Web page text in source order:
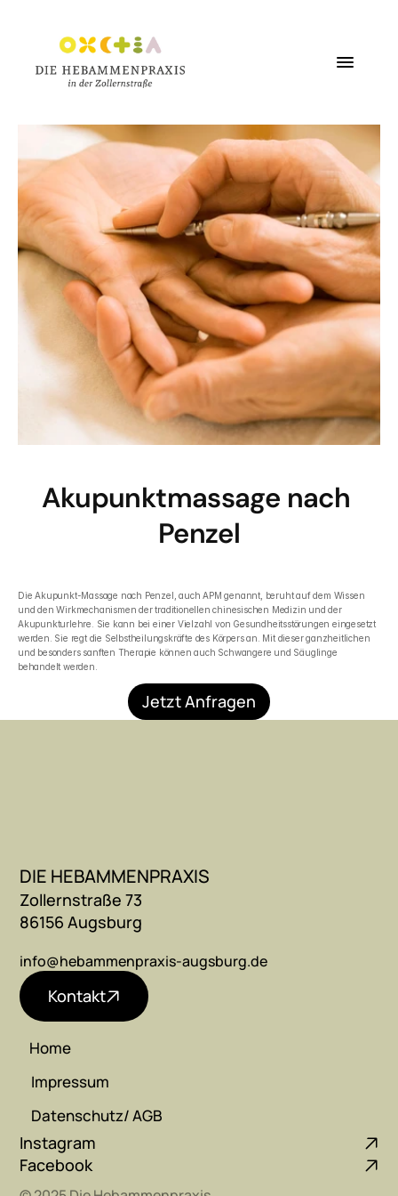
Akupunktmassage nach
Penzel
Die Akupunkt-Massage nach Penzel, auch APM genannt, beruht auf dem Wissen
und den Wirkmechanismen der traditionellen chinesischen Medizin und der
Akupunkturlehre. Sie kann bei einer Vielzahl von Gesundheitsstörungen eingesetzt
werden. Sie regt die Selbstheilungskräfte des Körpers an. Mit dieser ganzheitlichen
und besonders sanften Therapie können auch Schwangere und Säuglinge
behandelt werden.
Jetzt Anfragen
DIE HEBAMMENPRAXIS
Zollernstraße 73
86156 Augsburg
info@hebammenpraxis-augsburg.de
Kontakt
Home
Impressum
Datenschutz/ AGB
Datenschutz/ AGB
Instagram
Facebook